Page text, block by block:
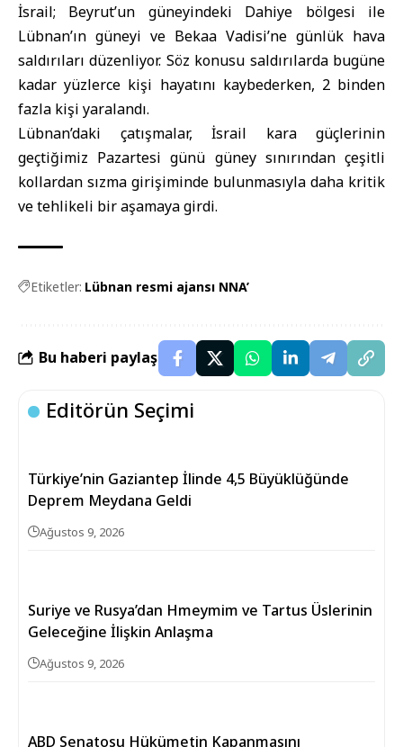
İsrail; Beyrut’un güneyindeki Dahiye bölgesi ile
Lübnan’ın güneyi ve Bekaa Vadisi’ne günlük hava
saldırıları düzenliyor. Söz konusu saldırılarda bugüne
kadar yüzlerce kişi hayatını kaybederken, 2 binden
fazla kişi yaralandı.
Lübnan’daki çatışmalar, İsrail kara güçlerinin
geçtiğimiz Pazartesi günü güney sınırından çeşitli
kollardan sızma girişiminde bulunmasıyla daha kritik
ve tehlikeli bir aşamaya girdi.
Etiketler: Lübnan resmi ajansı NNA’
Bu haberi paylaş
Editörün Seçimi
Türkiye’nin Gaziantep İlinde 4,5 Büyüklüğünde
Deprem Meydana Geldi
Ağustos 9, 2026
Suriye ve Rusya’dan Hmeymim ve Tartus Üslerinin
Geleceğine İlişkin Anlaşma
Ağustos 9, 2026
ABD Senatosu Hükümetin Kapanmasını